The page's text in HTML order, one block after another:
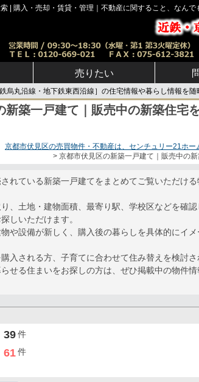
| 購入・売却・賃貸・管理｜不動産に関すること、なん
売りたい
丸沿線・地下鉄東西沿線］の住宅情報や暮らし情報を随
新築一戸建て｜販売中の新築住宅
京都市伏見区の売買物件・不動産は、センチュリー21ホー
京都市伏見区の新築一戸建て｜販売中の
れている新築一戸建てをまとめてご覧いただけ
、土地・建物面積、最寄り駅、学校区などを確
しいただけます。
や設備が新しく、購入後の暮らしを具体的にイメ
入される方、子育てに合わせて住み替えを検討
せる住まいをお探しの方は、ぜひ掲載中の物件情
39件
61件